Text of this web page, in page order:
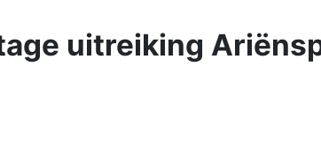
uitreiking